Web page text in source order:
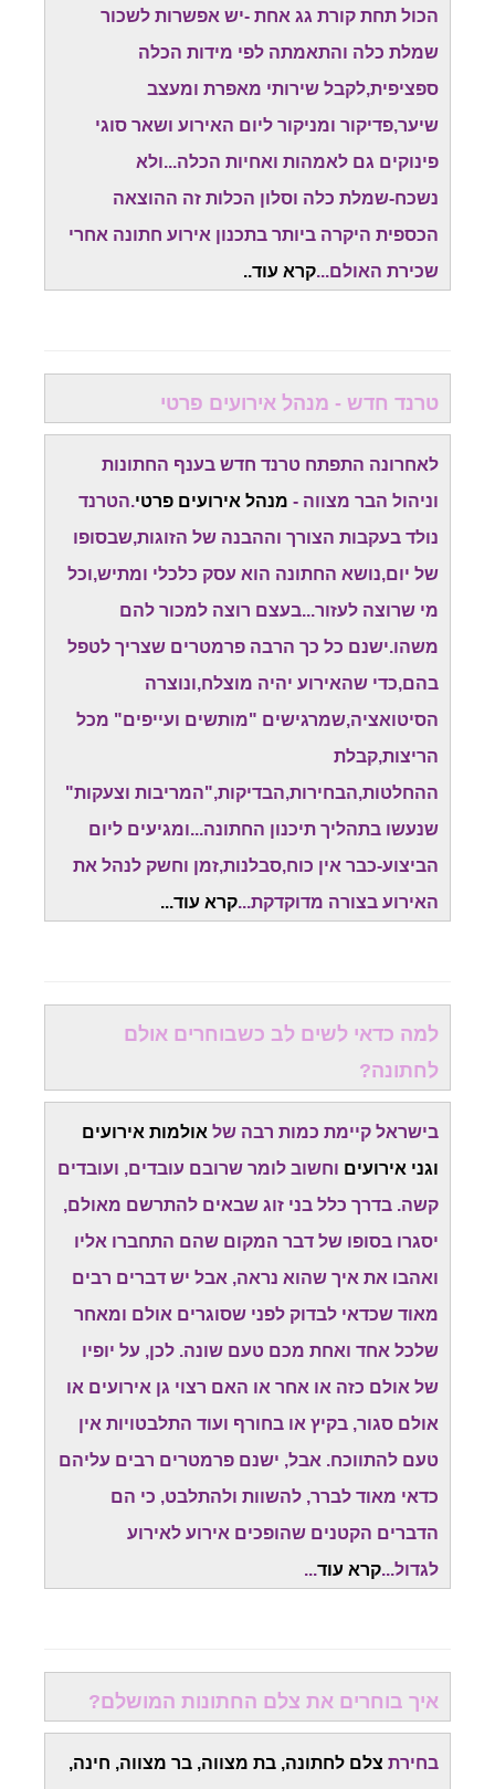
הכול תחת קורת גג אחת -יש אפשרות לשכור
שמלת כלה והתאמתה לפי מידות הכלה
ספציפית,לקבל שירותי מאפרת ומעצב
שיער,פדיקור ומניקור ליום האירוע ושאר סוגי
פינוקים גם לאמהות ואחיות הכלה...ולא
נשכח-שמלת כלה וסלון הכלות זה ההוצאה
הכספית היקרה ביותר בתכנון אירוע חתונה אחרי
שכירת האולם...קרא עוד..
טרנד חדש - מנהל אירועים פרטי
לאחרונה התפתח טרנד חדש בענף החתונות
וניהול הבר מצווה - מנהל אירועים פרטי.הטרנד
נולד בעקבות הצורך וההבנה של הזוגות,שבסופו
של יום,נושא החתונה הוא עסק כלכלי ומתיש,וכל
מי שרוצה לעזור...בעצם רוצה למכור להם
משהו.ישנם כל כך הרבה פרמטרים שצריך לטפל
בהם,כדי שהאירוע יהיה מוצלח,ונוצרה
הסיטואציה,שמרגישים "מותשים ועייפים" מכל
הריצות,קבלת
ההחלטות,הבחירות,הבדיקות,"המריבות וצעקות"
שנעשו בתהליך תיכנון החתונה...ומגיעים ליום
הביצוע-כבר אין כוח,סבלנות,זמן וחשק לנהל את
האירוע בצורה מדוקדקת...קרא עוד...
למה כדאי לשים לב כשבוחרים אולם
לחתונה?
בישראל קיימת כמות רבה של אולמות אירועים
וגני אירועים וחשוב לומר שרובם עובדים, ועובדים
קשה. בדרך כלל בני זוג שבאים להתרשם מאולם,
יסגרו בסופו של דבר המקום שהם התחברו אליו
ואהבו את איך שהוא נראה, אבל יש דברים רבים
מאוד שכדאי לבדוק לפני שסוגרים אולם ומאחר
שלכל אחד ואחת מכם טעם שונה. לכן, על יופיו
של אולם כזה או אחר או האם רצוי גן אירועים או
אולם סגור, בקיץ או בחורף ועוד התלבטויות אין
טעם להתווכח. אבל, ישנם פרמטרים רבים עליהם
כדאי מאוד לברר, להשוות ולהתלבט, כי הם
הדברים הקטנים שהופכים אירוע לאירוע
לגדול...קרא עוד...
איך בוחרים את צלם החתונות המושלם?
בחירת צלם לחתונה, בת מצווה, בר מצווה, חינה,